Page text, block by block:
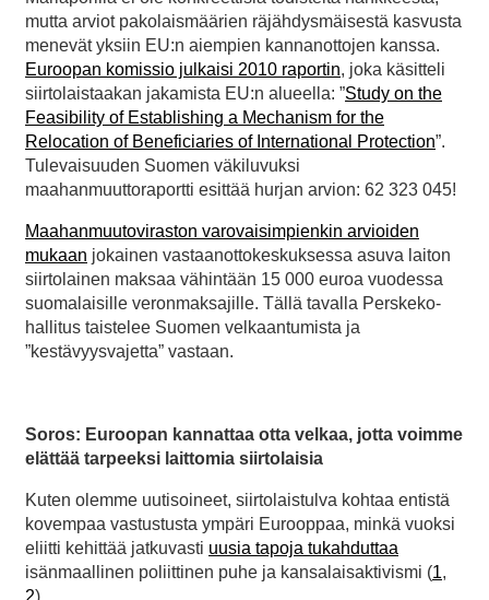
mutta arviot pakolaismäärien räjähdysmäisestä kasvusta
menevät yksiin EU:n aiempien kannanottojen kanssa.
Euroopan komissio julkaisi 2010 raportin, joka käsitteli
siirtolaistaakan jakamista EU:n alueella: ”Study on the
Feasibility of Establishing a Mechanism for the
Relocation of Beneficiaries of International Protection”.
Tulevaisuuden Suomen väkiluvuksi
maahanmuuttoraportti esittää hurjan arvion: 62 323 045!
Maahanmuutoviraston varovaisimpienkin arvioiden
mukaan jokainen vastaanottokeskuksessa asuva laiton
siirtolainen maksaa vähintään 15 000 euroa vuodessa
suomalaisille veronmaksajille. Tällä tavalla Perskeko-
hallitus taistelee Suomen velkaantumista ja
”kestävyysvajetta” vastaan.
Soros: Euroopan kannattaa otta velkaa, jotta voimme
elättää tarpeeksi laittomia siirtolaisia
Kuten olemme uutisoineet, siirtolaistulva kohtaa entistä
kovempaa vastustusta ympäri Eurooppaa, minkä vuoksi
eliitti kehittää jatkuvasti uusia tapoja tukahduttaa
isänmaallinen poliittinen puhe ja kansalaisaktivismi (1,